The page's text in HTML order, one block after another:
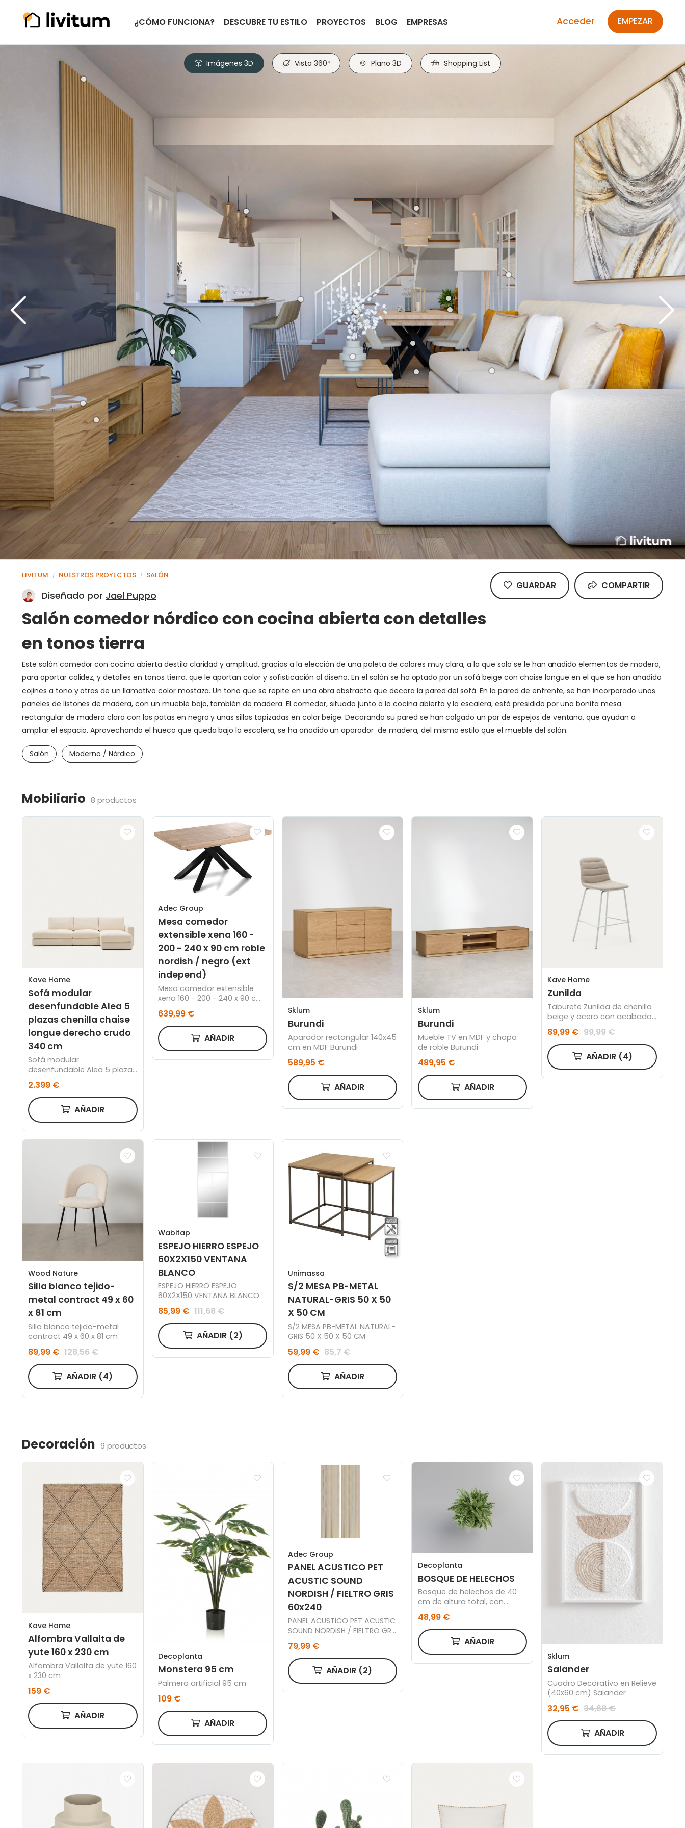
¿CÓMO FUNCIONA? DESCUBRE TU ESTILO PROYECTOS BLOG EMPRESAS EMPEZAR
Acceder
Imágenes 3D Vista 360º Plano 3D Shopping List
LIVITUM / NUESTROS PROYECTOS / SALÓN
Diseñado por Jael Puppo
Salón comedor nórdico con cocina abierta con detalles
en tonos tierra
GUARDAR COMPARTIR
Este salón comedor con cocina abierta destila claridad y amplitud, gracias a la elección de una paleta de colores muy clara, a la que solo se le han añadido elementos de madera,
para aportar calidez, y detalles en tonos tierra, que le aportan color y sofisticación al diseño. En el salón se ha optado por un sofá beige con chaise longue en el que se han añadido
cojines a tono y otros de un llamativo color mostaza. Un tono que se repite en una obra abstracta que decora la pared del sofá. En la pared de enfrente, se han incorporado unos
paneles de listones de madera, con un mueble bajo, también de madera. El comedor, situado junto a la cocina abierta y la escalera, está presidido por una bonita mesa
rectangular de madera clara con las patas en negro y unas sillas tapizadas en color beige. Decorando su pared se han colgado un par de espejos de ventana, que ayudan a
ampliar el espacio. Aprovechando el hueco que queda bajo la escalera, se ha añadido un aparador de madera, del mismo estilo que el mueble del salón.
Salón Moderno / Nórdico
Mobiliario 8 productos
Kave Home
Sofá modular
desenfundable Alea 5
plazas chenilla chaise
longue derecho crudo
340 cm
Sofá modular
desenfundable Alea 5 plazas
derecho crudo 340 cm
2.399 €
AÑADIR
Adec Group
Mesa comedor
extensible xena 160 -
200 - 240 x 90 cm roble
nordish / negro (ext
independ)
Mesa comedor extensible
xena 160 - 200 - 240 x 90 cm
639,99 €
AÑADIR
Sklum
Burundi
Aparador rectangular 140x45
cm en MDF Burundi
589,95 €
AÑADIR
Sklum
Burundi
Mueble TV en MDF y chapa
de roble Burundi
489,95 €
AÑADIR
Kave Home
Zunilda
Taburete Zunilda de chenilla
beige y acero con acabado
89,99 € 99,99 €
AÑADIR (4)
Wood Nature
Silla blanco tejido-
metal contract 49 x 60
x 81 cm
Silla blanco tejido-metal
contract 49 x 60 x 81 cm
89,99 € 128,56 €
AÑADIR (4)
Wabitap
ESPEJO HIERRO ESPEJO
60X2X150 VENTANA
BLANCO
ESPEJO HIERRO ESPEJO
60X2X150 VENTANA BLANCO
85,99 € 111,68 €
AÑADIR (2)
Unimassa
S/2 MESA PB-METAL
NATURAL-GRIS 50 X 50
X 50 CM
S/2 MESA PB-METAL NATURAL-
GRIS 50 X 50 X 50 CM
59,99 € 85,7 €
AÑADIR
Decoración 9 productos
Kave Home
Alfombra Vallalta de
yute 160 x 230 cm
Alfombra Vallalta de yute 160
x 230 cm
159 €
AÑADIR
Decoplanta
Monstera 95 cm
Palmera artificial 95 cm
109 €
AÑADIR
Adec Group
PANEL ACUSTICO PET
ACUSTIC SOUND
NORDISH / FIELTRO GRIS
60x240
PANEL ACUSTICO PET ACUSTIC
SOUND NORDISH / FIELTRO GRIS
79,99 €
AÑADIR (2)
Decoplanta
BOSQUE DE HELECHOS
Bosque de helechos de 40
cm de altura total, con
cuenco acabado oro de 18
cm.
48,99 €
AÑADIR
Sklum
Salander
Cuadro Decorativo en Relieve
(40x60 cm) Salander
32,95 € 34,68 €
AÑADIR